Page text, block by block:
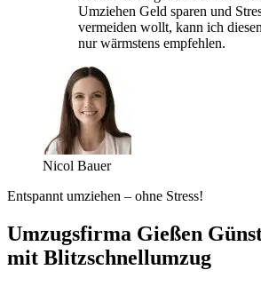
Umziehen Geld sparen und
vermeiden wollt, kann ich
nur wärmstens empfehlen.
Nicol Bauer
Entspannt umziehen – ohne Stress!
Umzugsfirma Gießen
mit Blitzschnellumzug